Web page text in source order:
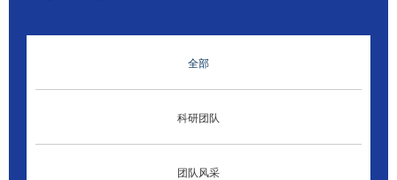
全部
科研团队
团队风采